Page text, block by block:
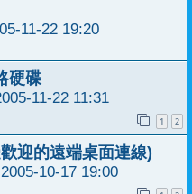
11-22 19:20
硬碟
11-22 11:31
1 2
迎的遠端桌面連線)
2005-10-17 19:00